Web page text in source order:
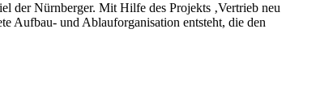
der Nürnberger. Mit Hilfe des Projekts ‚Vertrieb neu
Aufbau- und Ablauforganisation entsteht, die den